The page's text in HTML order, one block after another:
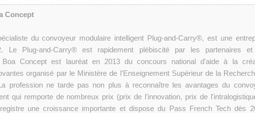
Concept
du convoyeur modulaire intelligent Plug-and-Carry®, est une
Le Plug-and-Carry® est rapidement plébiscité par les partenaires
Boa Concept est lauréat en 2013 du concours national d'aide à la
organisé par le Ministère de l'Enseignement Supérieur de la
profession ne tarde pas non plus à reconnaître les avantages du
qui remporte de nombreux prix (prix de l'innovation, prix de
une croissance importante et dispose du Pass French Tech dès